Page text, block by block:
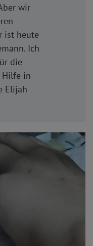
wir
ist heute
Ich
die
Hilfe in
Elijah